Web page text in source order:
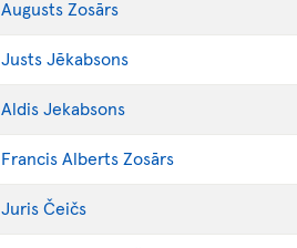
Augusts Zosārs
Justs Jēkabsons
Aldis Jekabsons
Francis Alberts Zosārs
Juris Čeičs